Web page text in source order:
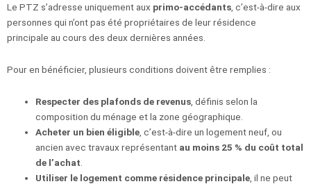
Le PTZ s’adresse uniquement aux primo-accédants , c’est-à-dire aux
personnes qui n’ont pas été propriétaires de leur résidence
principale au cours des deux dernières années.
Pour en bénéficier, plusieurs conditions doivent être remplies :
Respecter des plafonds de revenus , définis selon la
composition du ménage et la zone géographique.
Acheter un bien éligible , c’est-à-dire un logement neuf, ou
ancien avec travaux représentant au moins 25 % du coût total
de l’achat
Utiliser le logement comme résidence principale , il ne peut